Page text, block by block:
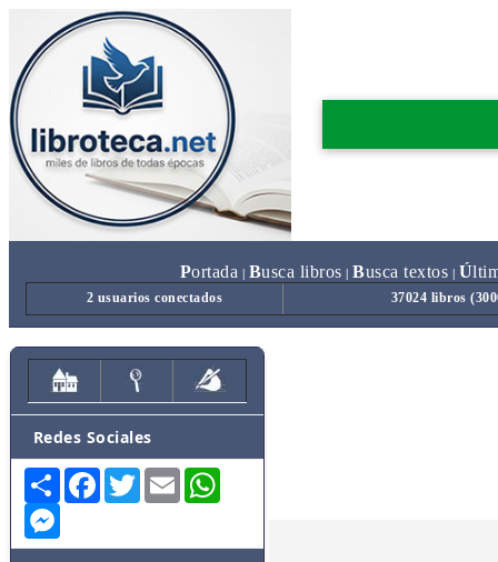
Portada Busca libros Busca textos Ú
2 usuarios conectados 37024 libros
Redes Sociales
Share FacebookTwitterEmail